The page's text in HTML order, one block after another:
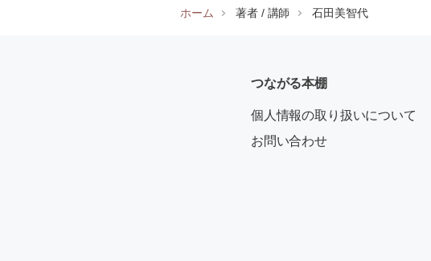
ホーム 著者 / 講師 石田美智代
つながる本棚
個人情報の取り扱いについて
お問い合わせ